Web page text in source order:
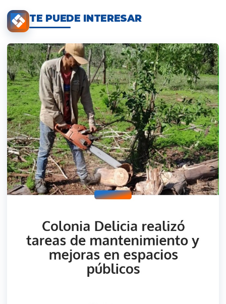
TE PUEDE INTERESAR